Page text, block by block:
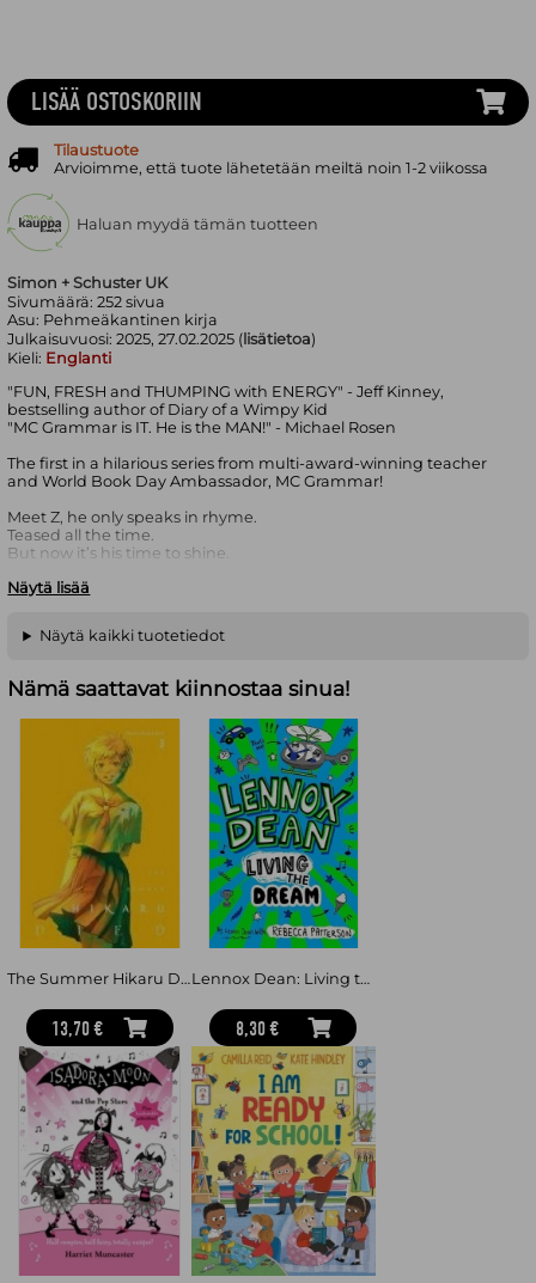
Simon + Schuster UK
Sivumäärä:252 sivua
Asu: Pehmeäkantinen kirja
Julkaisuvuosi:2025, 27.02.2025 ( lisätietoa)
Kieli: Englanti
"FUN, FRESH and THUMPING with ENERGY" - Jeff Kinney,
bestselling author of Diary of a Wimpy Kid
"MC Grammar is IT. He is the MAN!" - Michael Rosen
The first in a hilarious series from multi-award-winning teacher
and World Book Day Ambassador, MC Grammar!
Meet Z, he only speaks in rhyme.
Teased all the time.
But now it’s his time to shine.
school. Why? Because every time he talks, it rhymes. Every.
Single. Time.
But, things are about to change. The Royal Rap Rumble is
coming to town in search of the next rhyming rap legend. With
the help of his super-cool English teacher, Mr G, his best friend,
and the ultimate hip-hop makeover, RAP KID is born.
But can he become the G.O.A.T and take home the golden mic?
Bring on the vibes!
The Adventures of Rap Kid celebrates the power of words and
friendship.
Perfect for fans of Diary of a Wimpy Kid, Tom Gates and Loki.
From the viral book-rapping sensation and star of SkyKids
Wonder Raps and Rap Tales.
Näytä lisää
LISÄÄ OSTOSKORIIN
Tilaustuote
Arvioimme, että tuote lähetetään meiltä noin 1-2 viikossa
Haluan myydä tämän tuotteen
Näytä kaikki tuotetiedot
Nämä saattavat kiinnostaa sinua!
The Summer Hikaru Died, Vol. 3
13,70 €
Lennox Dean: Living the Dream
8,30 €